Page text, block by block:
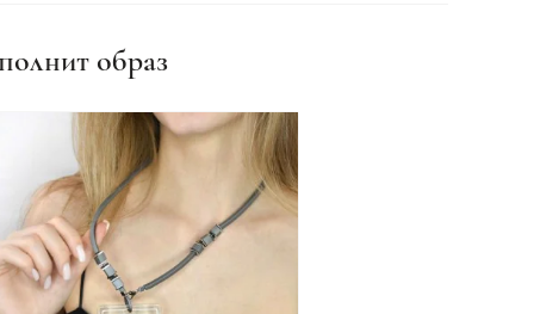
образ